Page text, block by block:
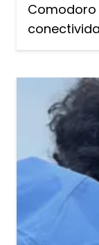
Comodoro